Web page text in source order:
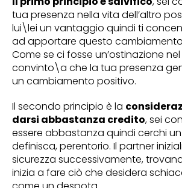
tua presenza nella vita dell’altro
lui\lei un vantaggio quindi ti
ad apportare questo
Come se ci fosse un’ostinazione
convinto\a che la tua presenza
un cambiamento positivo.
Il secondo principio è la
darsi abbastanza credito, sei
essere abbastanza quindi cerchi
definisca, perentorio. Il partner
sicurezza successivamente,
inizia a fare ciò che desidera